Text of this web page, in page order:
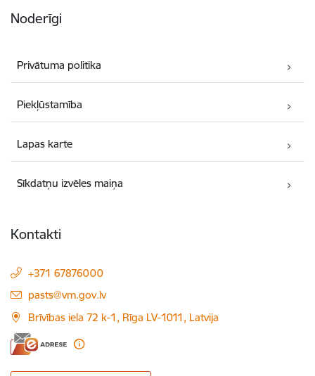
Noderīgi
Privātuma politika
Piekļūstamība
Lapas karte
Sīkdatņu izvēles maiņa
Kontakti
+371 67876000
E-pasts:
pasts@vm.gov.lv
Brīvības iela 72 k-1, Rīga LV-1011, Latvija